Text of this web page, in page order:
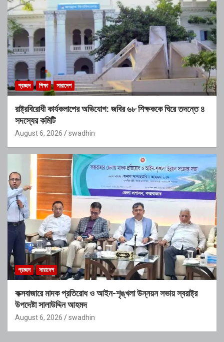
প্রচ্ছদ শিক্ষা সারাদেশ
রাষ্ট্রবিরোধী কার্যকলাপের অভিযোগ: জবির ৬৮ শিক্ষককে ঘিরে তদন্তে ৪
সদস্যের কমিটি
August 6, 2026 swadhin
প্রচ্ছদ সারাদেশ
কক্সবাজারে মাদক প্রতিরোধ ও আইন-শৃঙ্খলা উন্নয়ন সভায় স্বরাষ্ট্র
উপদেষ্টা সালাউদ্দিন আহমদ
August 6, 2026 swadhin